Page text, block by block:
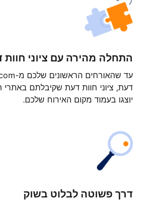
התחלה מהירה עם ציוני חוות
דעת, ציוני חוות דעת שקיבלתם באתרי
יוצגו בעמוד מקום האירוח שלכם.
דרך פשוטה לבלוט בשוק